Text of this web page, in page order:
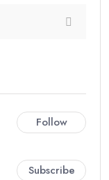
Follow
Subscribe